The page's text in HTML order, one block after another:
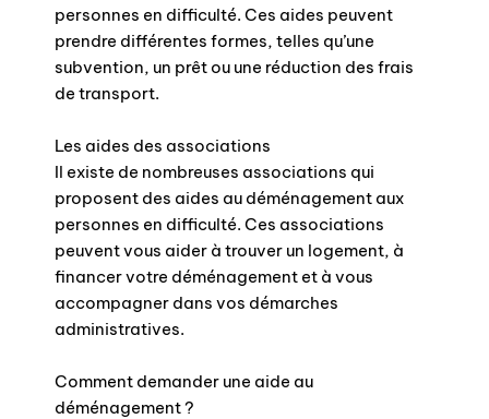
personnes en difficulté. Ces aides peuvent
prendre différentes formes, telles qu’une
subvention, un prêt ou une réduction des frais
de transport.
Les aides des associations
Il existe de nombreuses associations qui
proposent des aides au déménagement aux
personnes en difficulté. Ces associations
peuvent vous aider à trouver un logement, à
financer votre déménagement et à vous
accompagner dans vos démarches
administratives.
Comment demander une aide au
déménagement ?